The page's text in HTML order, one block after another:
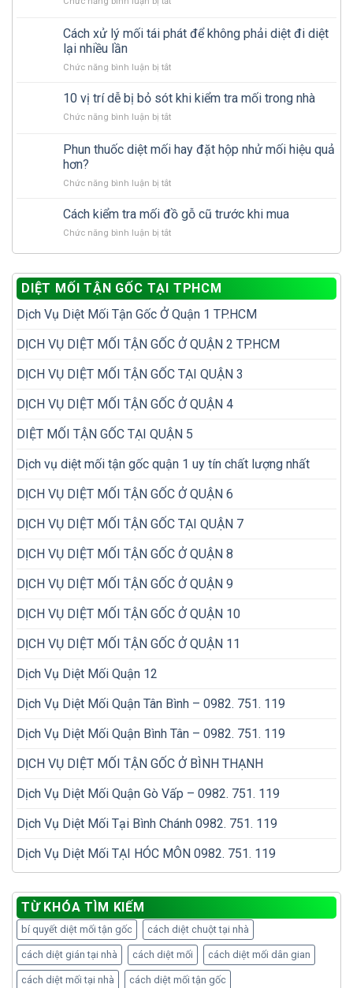
khi
diệt
cần
gì
tránh
phát?
Cách xử lý mối tái phát để không phải diệt đi diệt
lại nhiều lần
Chức năng bình luận bị tắtở
xử
mối
phát
phải
đi
nhiều
10 vị trí dễ bị bỏ sót khi kiểm tra mối trong nhà
Chức năng bình luận bị tắtở
vị
trí
bị
sót
kiểm
trong
nhà
Phun thuốc diệt mối hay đặt hộp nhử mối hiệu quả
hơn?
Chức năng bình luận bị tắtở
thuốc
diệt
mối
hộp
nhử
hiệu
hơn?
Cách kiểm tra mối đồ gỗ cũ trước khi mua
Chức năng bình luận bị tắtở
tra
mối
đồ
gỗ
trước
DIỆT MỐI TẬN GỐC TẠI TPHCM
Dịch Vụ Diệt Mối Tận Gốc Ở Quận 1 TP.HCM
DỊCH VỤ DIỆT MỐI TẬN GỐC Ở QUẬN 2 TP.HCM
DỊCH VỤ DIỆT MỐI TẬN GỐC TẠI QUẬN 3
DỊCH VỤ DIỆT MỐI TẬN GỐC Ở QUẬN 4
DIỆT MỐI TẬN GỐC TẠI QUẬN 5
Dịch vụ diệt mối tận gốc quận 1 uy tín chất lượng nhất
DỊCH VỤ DIỆT MỐI TẬN GỐC Ở QUẬN 6
DỊCH VỤ DIỆT MỐI TẬN GỐC TẠI QUẬN 7
DỊCH VỤ DIỆT MỐI TẬN GỐC Ở QUẬN 8
DỊCH VỤ DIỆT MỐI TẬN GỐC Ở QUẬN 9
DỊCH VỤ DIỆT MỐI TẬN GỐC Ở QUẬN 10
DỊCH VỤ DIỆT MỐI TẬN GỐC Ở QUẬN 11
Dịch Vụ Diệt Mối Quận 12
Dịch Vụ Diệt Mối Quận Tân Bình – 0982. 751. 119
Dịch Vụ Diệt Mối Quận Bình Tân – 0982. 751. 119
DỊCH VỤ DIỆT MỐI TẬN GỐC Ở BÌNH THẠNH
Dịch Vụ Diệt Mối Quận Gò Vấp – 0982. 751. 119
Dịch Vụ Diệt Mối Tại Bình Chánh 0982. 751. 119
Dịch Vụ Diệt Mối TẠI HÓC MÔN 0982. 751. 119
TỪ KHÓA TÌM KIẾM
bí quyết diệt mối tận gốc cách diệt chuột tại nhà
cách diệt gián tại nhà cách diệt mối cách diệt mối dân gian
cách diệt mối tại nhà cách diệt mối tận gốc